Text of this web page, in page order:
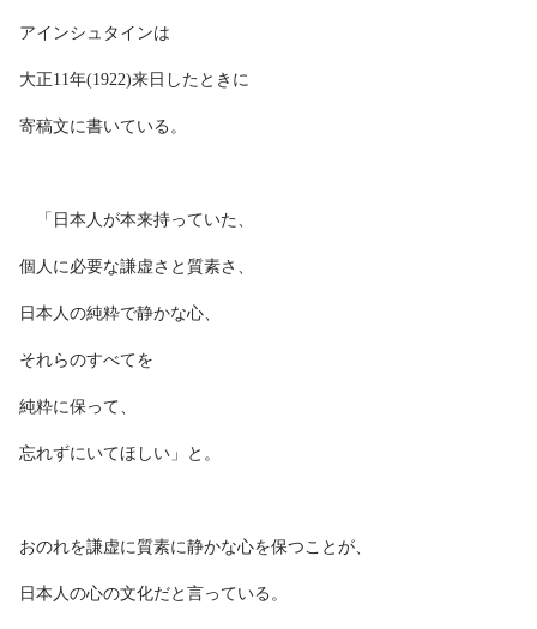
アインシュタインは
大正11年(1922)来日したときに
寄稿文に書いている。
「日本人が本来持っていた、
個人に必要な謙虚さと質素さ、
日本人の純粋で静かな心、
それらのすべてを
純粋に保って、
忘れずにいてほしい」と。
おのれを謙虚に質素に静かな心を保つことが、
日本人の心の文化だと言っている。